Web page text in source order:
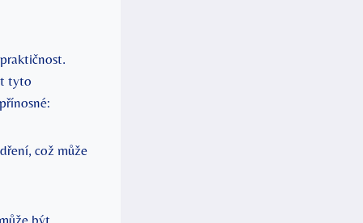
tyto
což může